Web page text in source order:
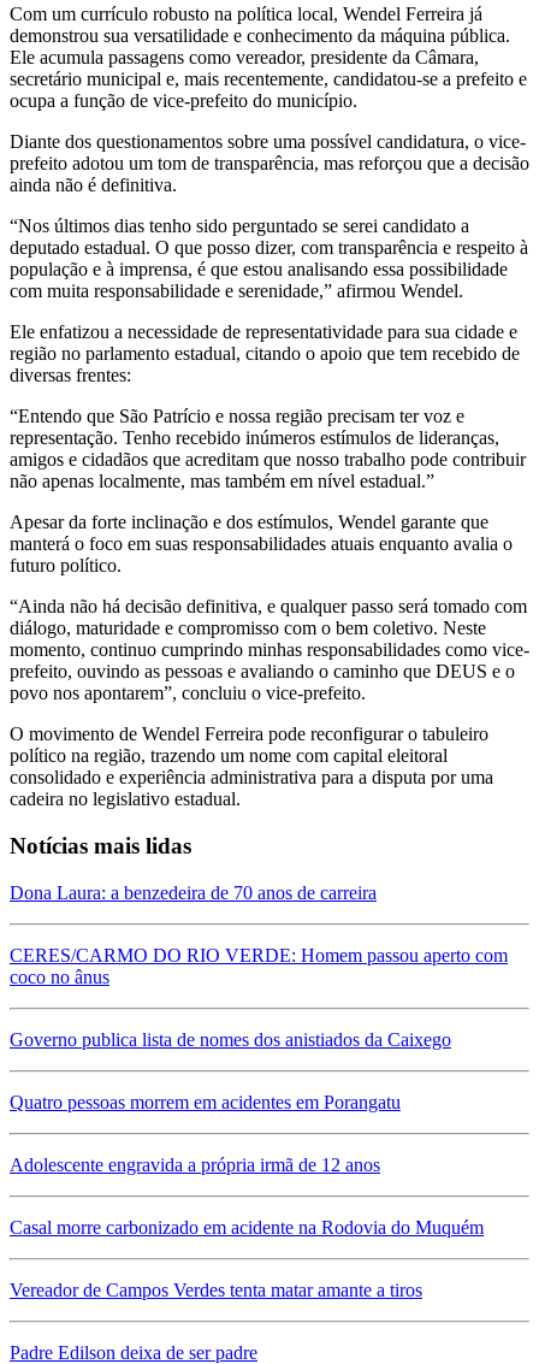
Com um currículo robusto na política local, Wendel Ferreira já
demonstrou sua versatilidade e conhecimento da máquina pública.
Ele acumula passagens como vereador, presidente da Câmara,
secretário municipal e, mais recentemente, candidatou-se a prefeito e
ocupa a função de vice-prefeito do município.
Diante dos questionamentos sobre uma possível candidatura, o vice-
prefeito adotou um tom de transparência, mas reforçou que a decisão
ainda não é definitiva.
“Nos últimos dias tenho sido perguntado se serei candidato a
deputado estadual. O que posso dizer, com transparência e respeito à
população e à imprensa, é que estou analisando essa possibilidade
com muita responsabilidade e serenidade,” afirmou Wendel.
Ele enfatizou a necessidade de representatividade para sua cidade e
região no parlamento estadual, citando o apoio que tem recebido de
diversas frentes:
“Entendo que São Patrício e nossa região precisam ter voz e
representação. Tenho recebido inúmeros estímulos de lideranças,
amigos e cidadãos que acreditam que nosso trabalho pode contribuir
não apenas localmente, mas também em nível estadual.”
Apesar da forte inclinação e dos estímulos, Wendel garante que
manterá o foco em suas responsabilidades atuais enquanto avalia o
futuro político.
“Ainda não há decisão definitiva, e qualquer passo será tomado com
diálogo, maturidade e compromisso com o bem coletivo. Neste
momento, continuo cumprindo minhas responsabilidades como vice-
prefeito, ouvindo as pessoas e avaliando o caminho que DEUS e o
povo nos apontarem”, concluiu o vice-prefeito.
O movimento de Wendel Ferreira pode reconfigurar o tabuleiro
político na região, trazendo um nome com capital eleitoral
consolidado e experiência administrativa para a disputa por uma
cadeira no legislativo estadual.
Notícias mais lidas
Dona Laura: a benzedeira de 70 anos de carreira
CERES/CARMO DO RIO VERDE: Homem passou aperto com
coco no ânus
Governo publica lista de nomes dos anistiados da Caixego
Quatro pessoas morrem em acidentes em Porangatu
Adolescente engravida a própria irmã de 12 anos
Casal morre carbonizado em acidente na Rodovia do Muquém
Vereador de Campos Verdes tenta matar amante a tiros
Padre Edilson deixa de ser padre